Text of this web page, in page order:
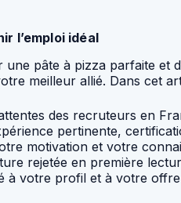
l’emploi idéal
pâte à pizza parfaite
meilleur allié. Dans cet
des recruteurs en
pertinente,
motivation et votre
rejetée en première
à votre profil et à votre offre